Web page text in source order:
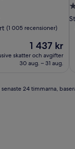
(1 005 recensioner)
Priset
1 437 kr
1 437 kr
skatter och avgifter
30 aug. – 31 aug.
24 timmarna,